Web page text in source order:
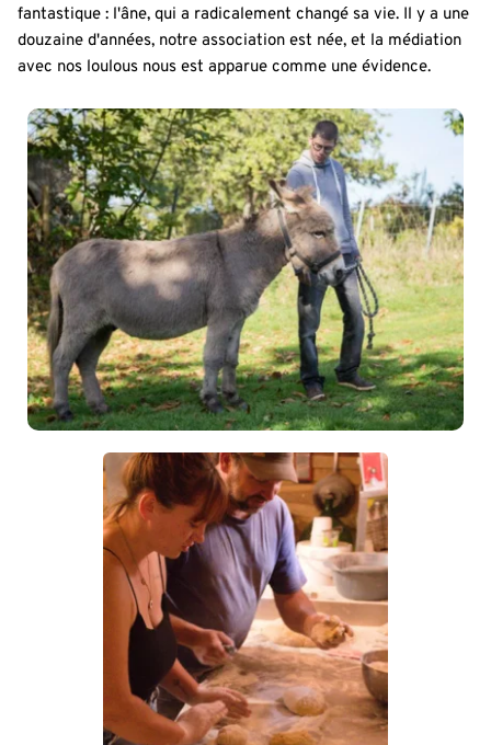
fantastique : l'âne, qui a radicalement changé sa vie. Il y a une
douzaine d'années, notre association est née, et la médiation
avec nos loulous nous est apparue comme une évidence.